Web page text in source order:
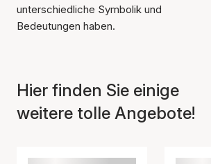
unterschiedliche Symbolik und
Bedeutungen haben.
Hier finden Sie einige
weitere tolle Angebote!